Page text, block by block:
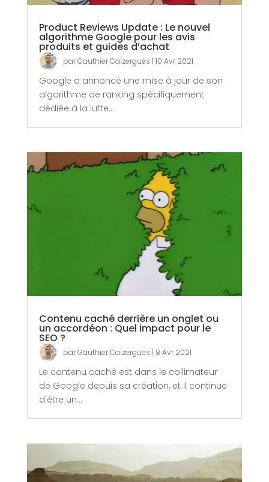
Product Reviews Update : Le nouvel
algorithme Google pour les avis
produits et guides d’achat
parGauthier Caizergues | 10 Avr 2021
Google a annoncé une mise à jour de son
algorithme de ranking spécifiquement
dédiée à la lutte...
Contenu caché derrière un onglet ou
un accordéon : Quel impact pour le
SEO ?
parGauthier Caizergues | 8 Avr 2021
Le contenu caché est dans le collimateur
de Google depuis sa création, et il continue
d'être un...